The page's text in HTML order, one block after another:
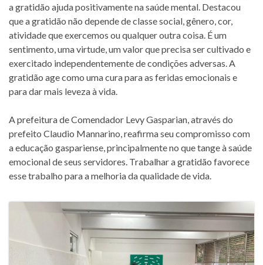
a gratidão ajuda positivamente na saúde mental. Destacou
que a gratidão não depende de classe social, gênero, cor,
atividade que exercemos ou qualquer outra coisa. É um
sentimento, uma virtude, um valor que precisa ser cultivado e
exercitado independentemente de condições adversas. A
gratidão age como uma cura para as feridas emocionais e
para dar mais leveza à vida.
A prefeitura de Comendador Levy Gasparian, através do
prefeito Claudio Mannarino, reafirma seu compromisso com
a educação gaspariense, principalmente no que tange à saúde
emocional de seus servidores. Trabalhar a gratidão favorece
esse trabalho para a melhoria da qualidade de vida.